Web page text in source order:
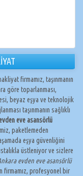
firmamız, taşınmanın
göre toparlanması,
beyaz eşya ve teknolojik
taşınmanın sağlıklı
eve asansörlü
paketlemeden
eşya güvenliğini
üstleniyor ve sizlere
evden eve asansörlü
firmamız, profesyonel bir